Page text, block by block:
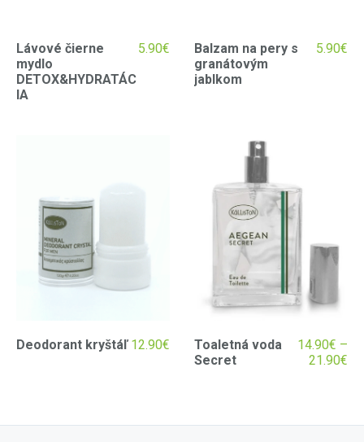
Lávové čierne
mydlo
DETOX&HYDRATÁC
IA
5.90€
Balzam na pery s
granátovým
jablkom
5.90€
Deodorant kryštáľ 12.90€
Toaletná voda
Secret
14.90€ –
21.90€